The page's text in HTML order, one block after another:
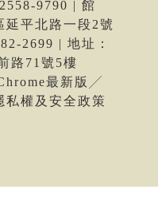
9790 | 館
延平北路一段2號
2699 | 地址：
路71號5樓
最新版╱
私權及安全政策